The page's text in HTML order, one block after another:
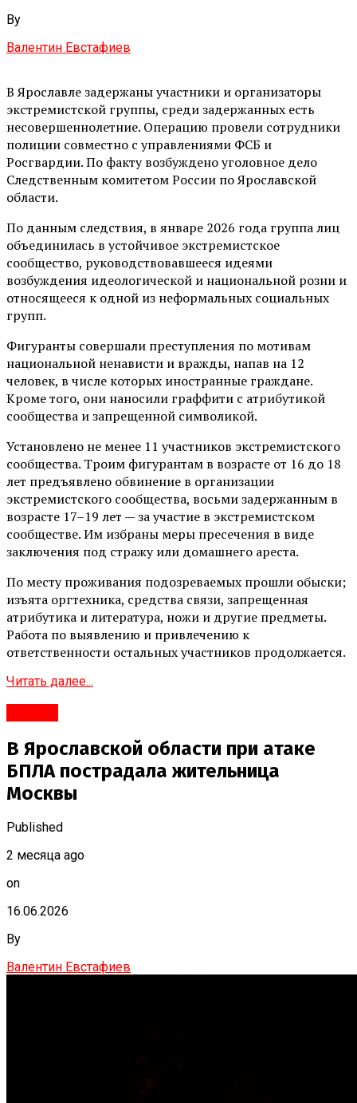
By
Валентин Евстафиев
В Ярославле задержаны участники и организаторы
экстремистской группы, среди задержанных есть
несовершеннолетние. Операцию провели сотрудники
полиции совместно с управлениями ФСБ и
Росгвардии. По факту возбуждено уголовное дело
Следственным комитетом России по Ярославской
области.
По данным следствия, в январе 2026 года группа лиц
объединилась в устойчивое экстремистское
сообщество, руководствовавшееся идеями
возбуждения идеологической и национальной розни и
относящееся к одной из неформальных социальных
групп.
Фигуранты совершали преступления по мотивам
национальной ненависти и вражды, напав на 12
человек, в числе которых иностранные граждане.
Кроме того, они наносили граффити с атрибутикой
сообщества и запрещенной символикой.
Установлено не менее 11 участников экстремистского
сообщества. Троим фигурантам в возрасте от 16 до 18
лет предъявлено обвинение в организации
экстремистского сообщества, восьми задержанным в
возрасте 17–19 лет — за участие в экстремистском
сообществе. Им избраны меры пресечения в виде
заключения под стражу или домашнего ареста.
По месту проживания подозреваемых прошли обыски;
изъята оргтехника, средства связи, запрещенная
атрибутика и литература, ножи и другие предметы.
Работа по выявлению и привлечению к
ответственности остальных участников продолжается.
Читать далее...
В Ярославской области при атаке
БПЛА пострадала жительница
Москвы
Published
2 месяца ago
on
16.06.2026
By
Валентин Евстафиев